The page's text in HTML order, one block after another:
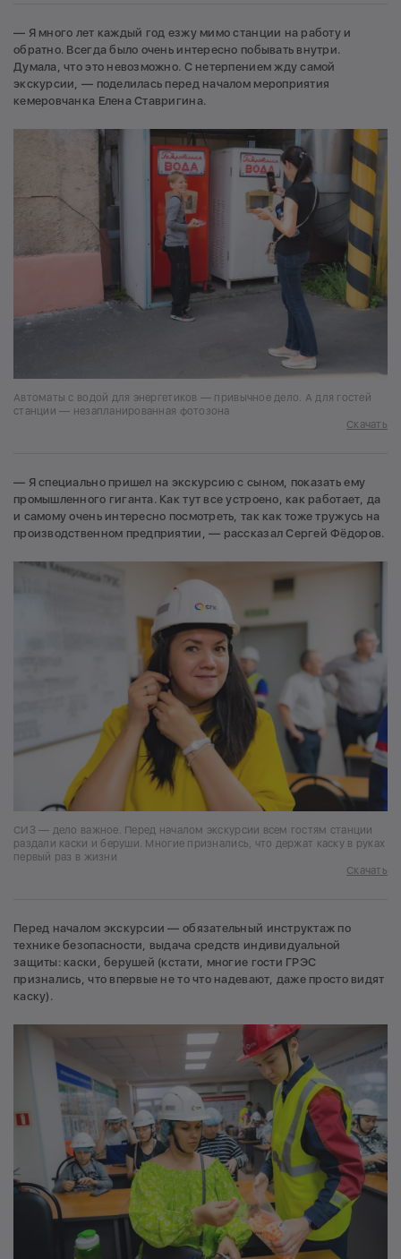
— Я много лет каждый год езжу мимо станции на работу и
обратно. Всегда было очень интересно побывать внутри.
Думала, что это невозможно. С нетерпением жду самой
экскурсии, — поделилась перед началом мероприятия
кемеровчанка Елена Ставригина.
Автоматы с водой для энергетиков — привычное дело. А для гостей
станции — незапланированная фотозона
Скачать
— Я специально пришел на экскурсию с сыном, показать ему
промышленного гиганта. Как тут все устроено, как работает, да
и самому очень интересно посмотреть, так как тоже тружусь на
производственном предприятии, — рассказал Сергей Фёдоров.
СИЗ — дело важное. Перед началом экскурсии всем гостям станции
раздали каски и беруши. Многие признались, что держат каску в руках
первый раз в жизни
Скачать
Перед началом экскурсии — обязательный инструктаж по
технике безопасности, выдача средств индивидуальной
защиты: каски, берушей (кстати, многие гости ГРЭС
признались, что впервые не то что надевают, даже просто видят
каску).